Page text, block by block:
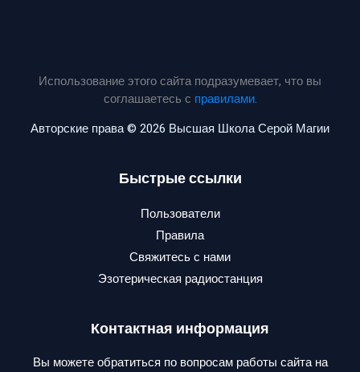
Использование этого сайта подразумевает, что вы
соглашаетесь с правилами.
Авторские права © 2026 Высшая Школа Серой Магии
Быстрые ссылки
Пользователи
Правила
Свяжитесь с нами
Эзотерическая радиостанция
Контактная информация
Вы можете обратиться по вопросам работы сайта на